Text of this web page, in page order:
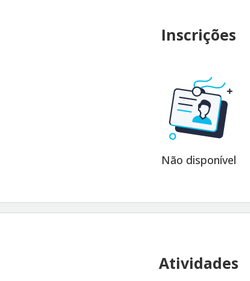
Inscrições
Não disponível
Atividades